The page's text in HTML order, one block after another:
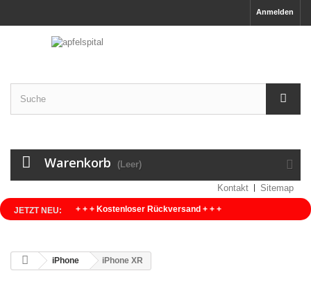
Anmelden
Warenkorb (Leer)
Kontakt Sitemap
JETZT NEU: + + + Kostenloser Rückversand + + +
iPhone iPhone XR